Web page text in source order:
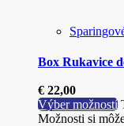
Box Rukavice
€ 22,00
Výber možností
Možnosti si